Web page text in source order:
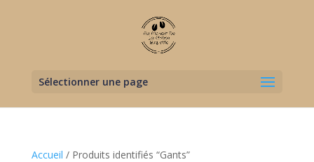
Sélectionner une page
Accueil / Produits identifiés “Gants”